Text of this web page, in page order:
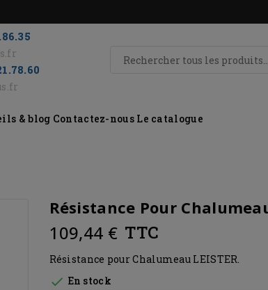
& blog Contactez-nous Le catalogue
Résistance Pour
109,44 € TTC
Résistance pour Chalumeau LEISTER.
 En stock